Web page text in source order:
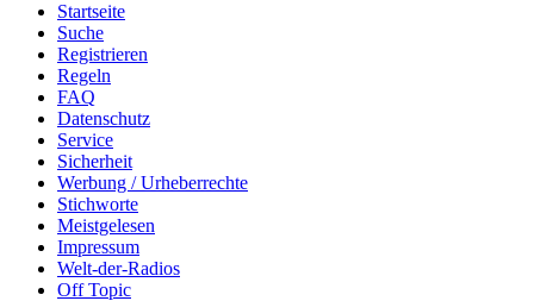
Startseite
Suche
Registrieren
Regeln
FAQ
Datenschutz
Service
Sicherheit
Werbung / Urheberrechte
Stichworte
Meistgelesen
Impressum
Welt-der-Radios
Off Topic